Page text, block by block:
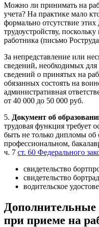
Можно ли принимать на
учета? На практике мало
формально отсутствие
трудоустройству,
работника (письмо
За непредставление или
сведений, необходимых для
сведений о принятых на
обязанных состоять на
административная
от 40 000 до 50 000 руб.
5. Документ об
трудовая функция требует
быть не только дипломы об
профессиональном,
ч. 7 ст. 60 Федерального
свидетельство
свидетельство
водительское
при приеме на